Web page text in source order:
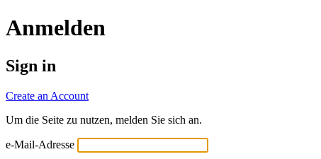
Anmelden
Sign in
Create an Account
Um die Seite zu nutzen, melden Sie sich an.
e-Mail-Adresse